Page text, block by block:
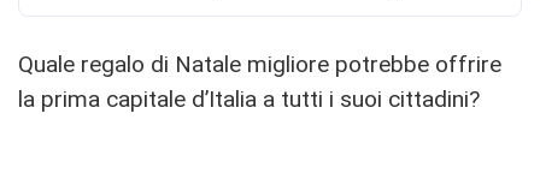
Quale regalo di Natale migliore potrebbe offrire
la prima capitale d’Italia a tutti i suoi cittadini?